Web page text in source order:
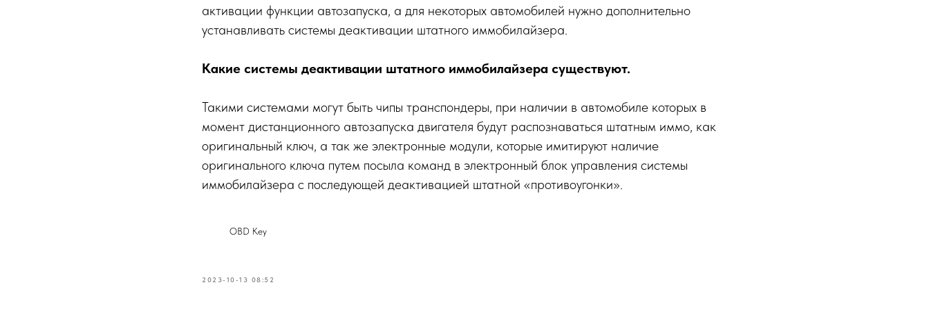
активации функции автозапуска, а для некоторых автомобилей нужно дополнительно
устанавливать системы деактивации штатного иммобилайзера.
Какие системы деактивации штатного иммобилайзера существуют.
Такими системами могут быть чипы транспондеры, при наличии в автомобиле которых в
момент дистанционного автозапуска двигателя будут распознаваться штатным иммо, как
оригинальный ключ, а так же электронные модули, которые имитируют наличие
оригинального ключа путем посыла команд в электронный блок управления системы
иммобилайзера с последующей деактивацией штатной «противоугонки».
OBD Key
2023-10-13 08:52